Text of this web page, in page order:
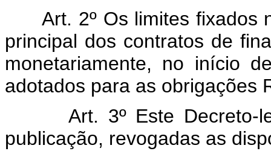
Art. 2º Os limites fixados
principal dos contratos de
monetariamente, no início
adotados para as obrigações
Art. 3º Este Decreto-
publicação, revogadas as